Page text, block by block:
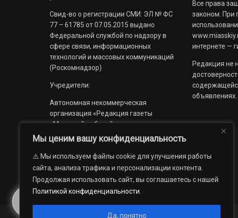
Мы ценим вашу конфиденциальность
⚠️ Мы используем файлы cookie для улучшения работы
сайта, анализа трафика и персонализации контента.
Продолжая использовать сайт, вы соглашаетесь с нашей
Политикой конфиденциальности
Да, понятно
Свид-во о регистрации СМИ: ЭЛ № ФС
77 – 61785 от 07.05.2015 выдано
Федеральной службой по надзору в
сфере связи, информационных
технологий и массовых коммуникаций
(Роскомнадзор)
Учредители:
Автономная некоммерческая
организация «Редакция газеты
«Миасский рабочий»;
Областное государственное
учреждение «Издательский дом
Все права
законом. При
интернете —
Редакция не
объявлениях.